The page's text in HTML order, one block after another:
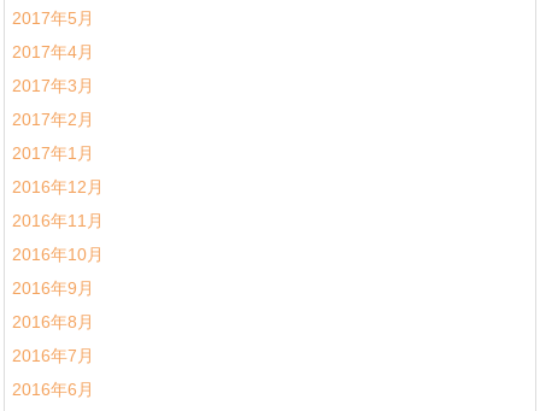
2017年5月
2017年4月
2017年3月
2017年2月
2017年1月
2016年12月
2016年11月
2016年10月
2016年9月
2016年8月
2016年7月
2016年6月